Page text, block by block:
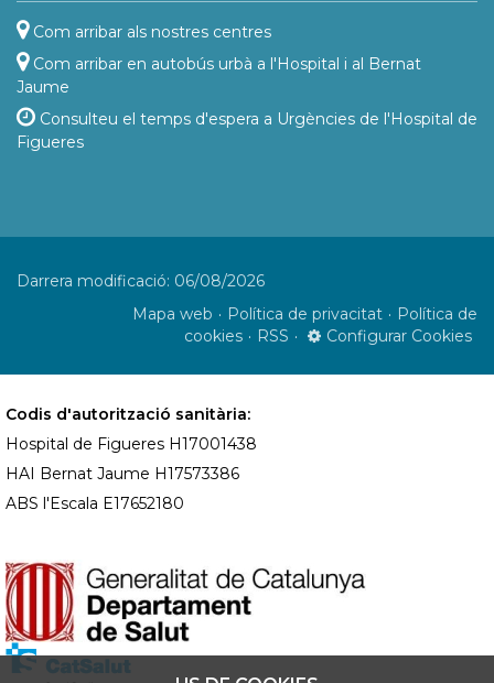
Com arribar als nostres centres
Com arribar en autobús urbà a l'Hospital i al Bernat
Jaume
Consulteu el temps d'espera a Urgències de l'Hospital de
Figueres
Darrera modificació: 06/08/2026
Mapa web
Política de privacitat
Política de
cookies
RSS Configurar Cookies
Codis d'autorització sanitària:
Hospital de Figueres H17001438
HAI Bernat Jaume H17573386
ABS l'Escala E17652180